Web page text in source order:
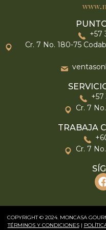
+57
Cr. 7 No. 180-75
+57
Cr. 7
TRABAJA
Cr. 7
COPYRIGHT © 2024. MONCASA
TÉRMINOS Y CONDICIONES|